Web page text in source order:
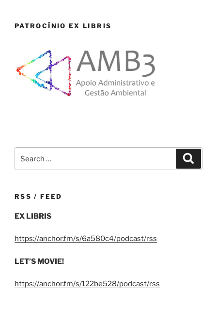
PATROCÍNIO EX LIBRIS
for:
RSS / FEED
EX LIBRIS
https://anchor.fm/s/6a580c4/podcast/rss
LET’S MOVIE!
https://anchor.fm/s/122be528/podcast/rss